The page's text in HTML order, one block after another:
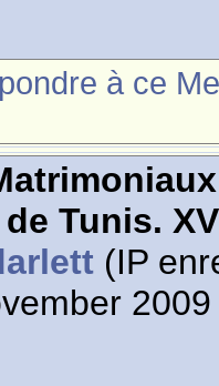
à ce
Tunis.
(IP